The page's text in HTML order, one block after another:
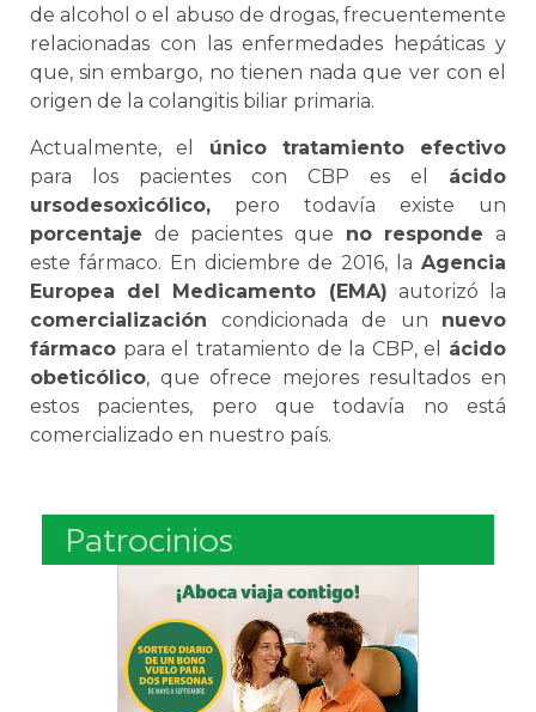
de alcohol o el abuso de drogas, frecuentemente
relacionadas con las enfermedades hepáticas y
que, sin embargo, no tienen nada que ver con el
origen de la colangitis biliar primaria.
Actualmente, el único tratamiento efectivo
para los pacientes con CBP es el ácido
ursodesoxicólico, pero todavía existe un
porcentaje de pacientes que no responde a
este fármaco. En diciembre de 2016, la Agencia
Europea del Medicamento (EMA) autorizó la
comercialización condicionada de un nuevo
fármaco para el tratamiento de la CBP, el ácido
obeticólico, que ofrece mejores resultados en
estos pacientes, pero que todavía no está
comercializado en nuestro país.
Patrocinios